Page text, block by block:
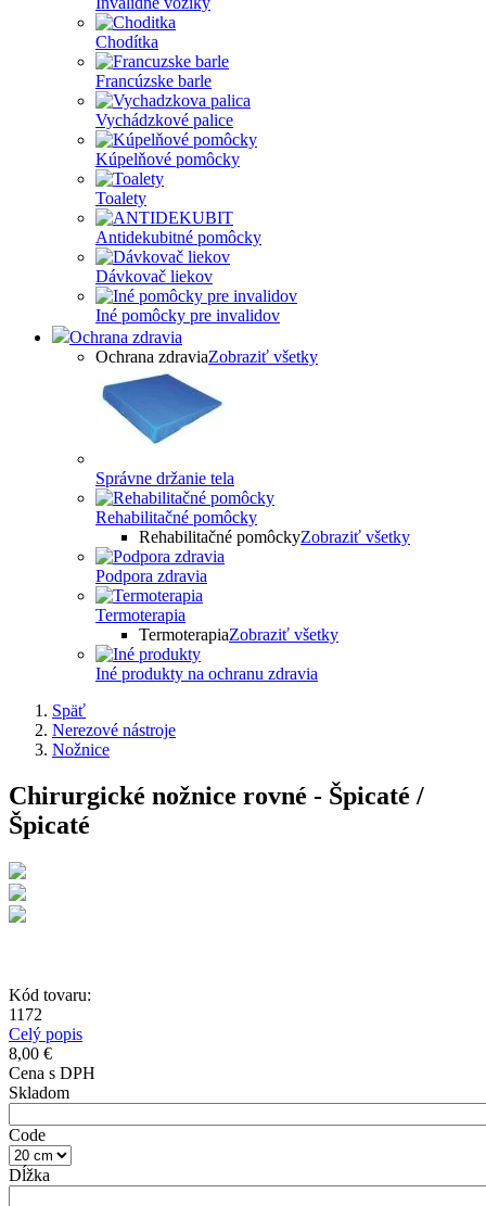
Chodítka
Francúzske barle
Vychádzkové palice
Kúpelňové pomôcky
Toalety
Antidekubitné pomôcky
Dávkovač liekov
Iné pomôcky pre invalidov
Ochrana zdravia
Ochrana zdraviaZobraziť všetky
Správne držanie tela
Rehabilitačné pomôcky
Rehabilitačné pomôckyZobraziť všetky
Podpora zdravia
Termoterapia
TermoterapiaZobraziť všetky
Iné produkty na ochranu zdravia
Späť
Nerezové nástroje
Nožnice
Chirurgické nožnice rovné - Špicaté /
Špicaté
Kód tovaru:
1172
Celý popis
8,00 €
Cena s DPH
Skladom
Code
Dĺžka